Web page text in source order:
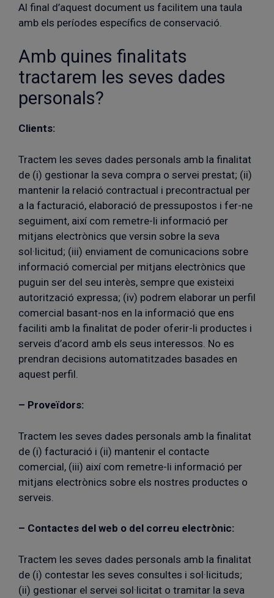
Al final d’aquest document us facilitem una taula
amb els períodes específics de conservació.
Amb quines finalitats
tractarem les seves dades
personals?
Clients:
Tractem les seves dades personals amb la finalitat
de (i) gestionar la seva compra o servei prestat; (ii)
mantenir la relació contractual i precontractual per
a la facturació, elaboració de pressupostos i fer-ne
seguiment, així com remetre-li informació per
mitjans electrònics que versin sobre la seva
sol·licitud; (iii) enviament de comunicacions sobre
informació comercial per mitjans electrònics que
puguin ser del seu interès, sempre que existeixi
autorització expressa; (iv) podrem elaborar un perfil
comercial basant-nos en la informació que ens
faciliti amb la finalitat de poder oferir-li productes i
serveis d’acord amb els seus interessos. No es
prendran decisions automatitzades basades en
aquest perfil.
– Proveïdors:
Tractem les seves dades personals amb la finalitat
de (i) facturació i (ii) mantenir el contacte
comercial, (iii) així com remetre-li informació per
mitjans electrònics sobre els nostres productes o
serveis.
– Contactes del web o del correu electrònic:
Tractem les seves dades personals amb la finalitat
de (i) contestar les seves consultes i sol·licituds;
(ii) gestionar el servei sol·licitat o tramitar la seva